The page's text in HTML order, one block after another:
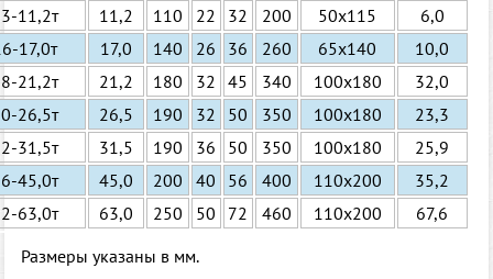
11,2т
11,2 110 22 32 200 50х115
6,0
17,0т
17,0 140 26 36 260 65х140
10,0
21,2т
21,2 180 32 45 340 100х180
32,0
26,5т
26,5 190 32 50 350 100х180
23,3
31,5т
31,5 190 36 50 350 100х180
25,9
45,0т
45,0 200 40 56 400 110х200
35,2
63,0т
63,0 250 50 72 460 110х200
67,6
Размеры указаны в мм.